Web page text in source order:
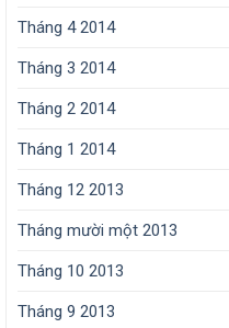
Tháng 4 2014
Tháng 3 2014
Tháng 2 2014
Tháng 1 2014
Tháng 12 2013
Tháng mười một 2013
Tháng 10 2013
Tháng 9 2013